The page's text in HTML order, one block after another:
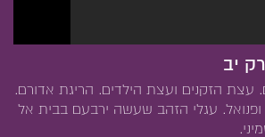
יב
הזקנים ועצת הילדים. הריגת אדורם.
עגלי הזהב שעשה ירבעם בבית אל